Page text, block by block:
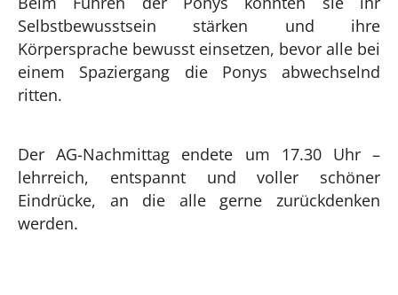
Selbstbewusstsein stärken und ihre
Körpersprache bewusst einsetzen, bevor alle bei
einem Spaziergang die Ponys abwechselnd
ritten.
Der AG-Nachmittag endete um 17.30 Uhr –
lehrreich, entspannt und voller schöner
Eindrücke, an die alle gerne zurückdenken
werden.